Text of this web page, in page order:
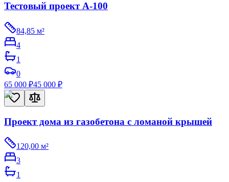
Тестовый проект A-100
84,85 м²
4
1
0
65 000 ₽45 000 ₽
Проект дома из газобетона с ломаной крышей
120,00 м²
3
1